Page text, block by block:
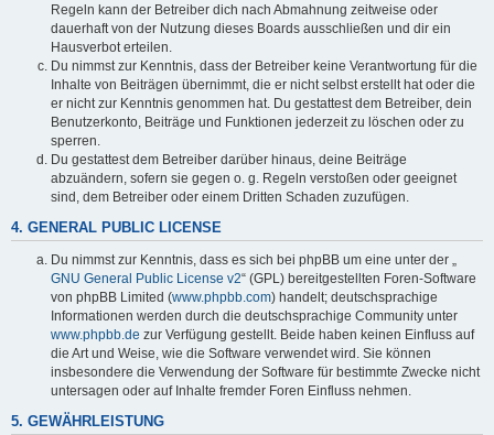
Regeln kann der Betreiber dich nach Abmahnung zeitweise oder
dauerhaft von der Nutzung dieses Boards ausschließen und dir ein
Hausverbot erteilen.
Du nimmst zur Kenntnis, dass der Betreiber keine Verantwortung für die
Inhalte von Beiträgen übernimmt, die er nicht selbst erstellt hat oder die
er nicht zur Kenntnis genommen hat. Du gestattest dem Betreiber, dein
Benutzerkonto, Beiträge und Funktionen jederzeit zu löschen oder zu
sperren.
Du gestattest dem Betreiber darüber hinaus, deine Beiträge
abzuändern, sofern sie gegen o. g. Regeln verstoßen oder geeignet
sind, dem Betreiber oder einem Dritten Schaden zuzufügen.
4. GENERAL PUBLIC LICENSE
Du nimmst zur Kenntnis, dass es sich bei phpBB um eine unter der „
GNU General Public License v2“ (GPL) bereitgestellten Foren-Software
von phpBB Limited (www.phpbb.com) handelt; deutschsprachige
Informationen werden durch die deutschsprachige Community unter
www.phpbb.de zur Verfügung gestellt. Beide haben keinen Einfluss auf
die Art und Weise, wie die Software verwendet wird. Sie können
insbesondere die Verwendung der Software für bestimmte Zwecke nicht
untersagen oder auf Inhalte fremder Foren Einfluss nehmen.
5. GEWÄHRLEISTUNG